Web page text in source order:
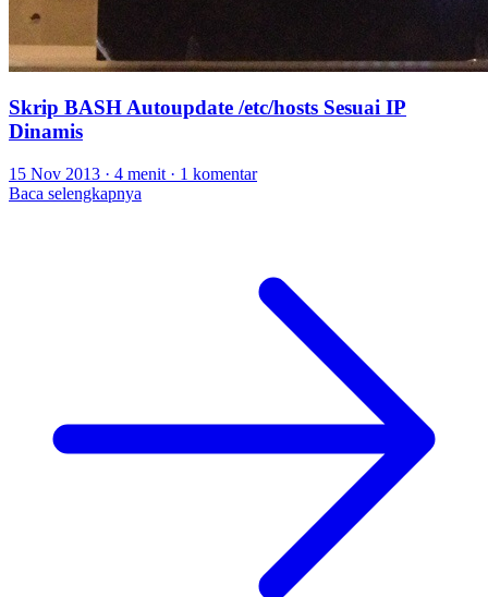
Skrip BASH Autoupdate /etc/hosts Sesuai IP
Dinamis
15 Nov 2013 · 4 menit · 1 komentar
Baca selengkapnya